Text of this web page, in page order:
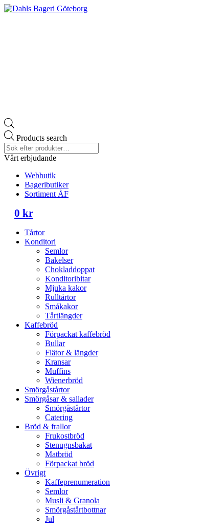
Products search
Vårt erbjudande
Webbutik
Bageributiker
Sortiment ÅF
0 kr
Tårtor
Konditori
Semlor
Bakelser
Chokladdoppat
Konditoribitar
Mjuka kakor
Rulltårtor
Småkakor
Tårtlängder
Kaffebröd
Förpackat kaffebröd
Bullar
Flätor & längder
Kransar
Muffins
Wienerbröd
Smörgåstårtor
Smörgåsar & sallader
Smörgåstårtor
Catering
Bröd & frallor
Frukostbröd
Stenugnsbakat
Matbröd
Förpackat bröd
Övrigt
Kaffeprenumeration
Semlor
Musli & Granola
Smörgåstårtbottnar
Jul